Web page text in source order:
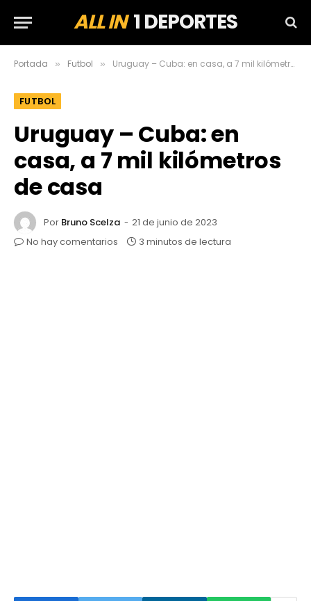
ALL IN1 DEPORTES
Portada » Futbol » Uruguay – Cuba: en casa, a 7 mil kilómetros de casa
FUTBOL
Uruguay – Cuba: en
casa, a 7 mil kilómetros
de casa
Por Bruno Scelza
21 de junio de 2023
No hay comentarios
3 minutos de lectura